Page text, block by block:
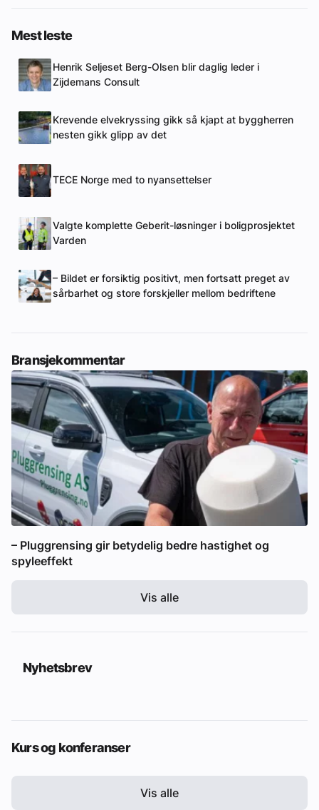
Mest leste
Henrik Seljeset Berg-Olsen blir daglig leder i
Zijdemans Consult
Krevende elvekryssing gikk så kjapt at byggherren
nesten gikk glipp av det
TECE Norge med to nyansettelser
Valgte komplette Geberit-løsninger i boligprosjektet
Varden
– Bildet er forsiktig positivt, men fortsatt preget av
sårbarhet og store forskjeller mellom bedriftene
Bransjekommentar
– Pluggrensing gir betydelig bedre hastighet og
spyleeffekt
Vis alle
Nyhetsbrev
Kurs og konferanser
Vis alle